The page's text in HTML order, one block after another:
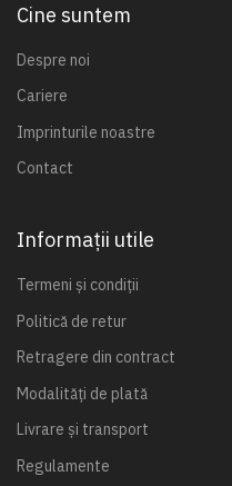
Cine suntem
Despre noi
Cariere
Imprinturile noastre
Contact
Informații utile
Termeni și condiții
Politică de retur
Retragere din contract
Modalități de plată
Livrare și transport
Regulamente